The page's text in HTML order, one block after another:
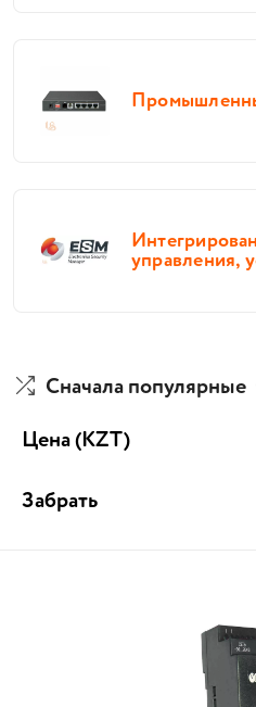
управления,
Сначала популярные
Цена(KZT)
Забрать